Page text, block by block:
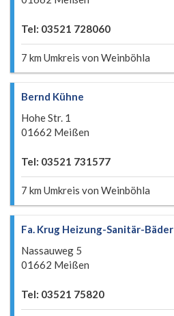
Tel: 03521 728060
7 km Umkreis von Weinböhla
Bernd Kühne
Hohe Str. 1
01662 Meißen
Tel: 03521 731577
7 km Umkreis von Weinböhla
Fa. Krug Heizung-Sanitär-Bäder
Nassauweg 5
01662 Meißen
Tel: 03521 75820